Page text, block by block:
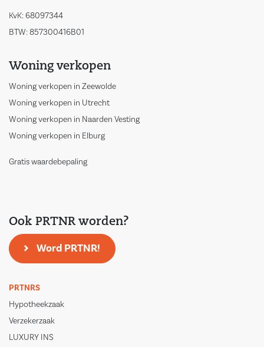
KvK: 68097344
BTW: 857300416B01
Woning verkopen
Woning verkopen in Zeewolde
Woning verkopen in Utrecht
Woning verkopen in Naarden Vesting
Woning verkopen in Elburg
Gratis waardebepaling
Ook PRTNR worden?
Word PRTNR!
PRTNRS
Hypotheekzaak
Verzekerzaak
LUXURY INS